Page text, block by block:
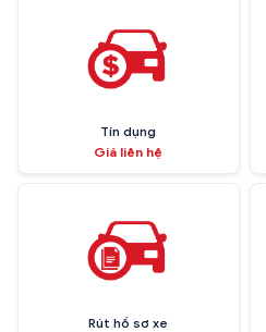
Tín dụng
Giá liên hệ
Rút hồ sơ xe